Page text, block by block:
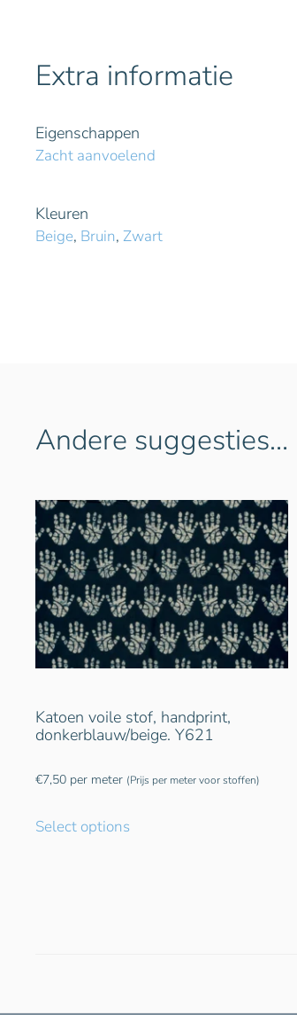
Extra informatie
Eigenschappen
Zacht aanvoelend
Kleuren
Beige, Bruin, Zwart
Andere suggesties…
Katoen voile stof, handprint,
donkerblauw/beige. Y621
€7,50 per meter (Prijs per meter voor stoffen)
Select options